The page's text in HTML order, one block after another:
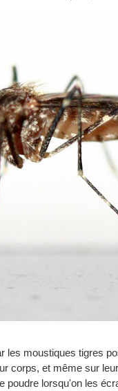
les moustiques tigres
corps, et même sur
poudre lorsqu'on les